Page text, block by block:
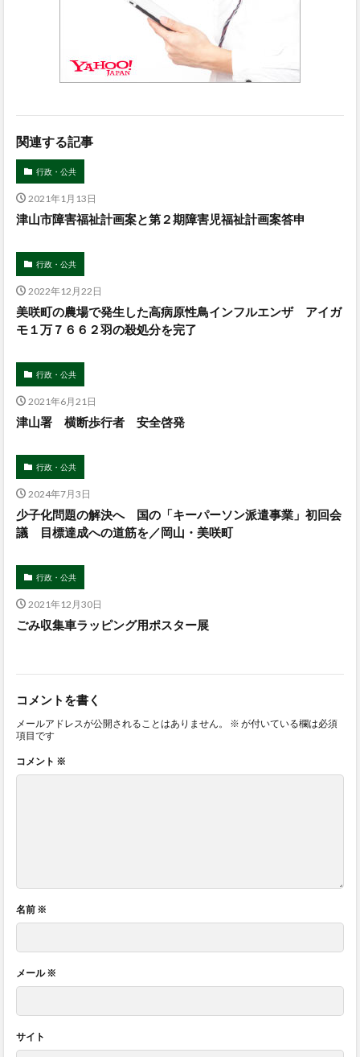
関連する記事
行政・公共
2021年1月13日
津山市障害福祉計画案と第２期障害児福祉計画案答申
行政・公共
2022年12月22日
美咲町の農場で発生した高病原性鳥インフルエンザ アイガ
モ１万７６６２羽の殺処分を完了
行政・公共
2021年6月21日
津山署 横断歩行者 安全啓発
行政・公共
2024年7月3日
少子化問題の解決へ 国の「キーパーソン派遣事業」初回会
議 目標達成への道筋を／岡山・美咲町
行政・公共
2021年12月30日
ごみ収集車ラッピング用ポスター展
コメントを書く
メールアドレスが公開されることはありません。 ※ が付いている欄は必須
項目です
コメント ※
名前 ※
メール※
サイト